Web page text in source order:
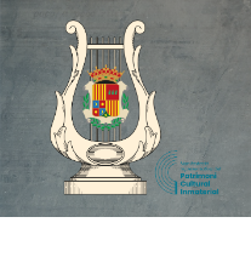
al
contingut